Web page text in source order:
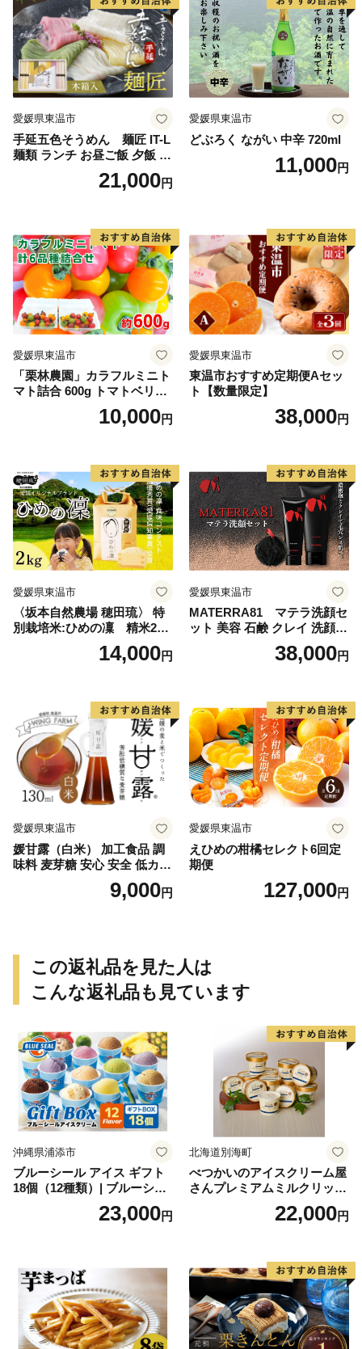
愛媛県東温市
手延五色そうめん 麺匠 IT-L
麺類 ランチ お昼ご飯 夕飯 晩
御飯 手延べそうめん そうめ
ん詰合せ 華やか 贈り物
21,000円
愛媛県東温市
どぶろく ながい 中辛 720ml
11,000円
愛媛県東温市
「栗林農園」カラフルミニト
マト詰合 600g トマトベリー
ピーチチェリー イエローミ
ミ サングリーン トスカーナ
10,000円
愛媛県東温市
東温市おすすめ定期便Aセッ
ト【数量限定】
38,000円
愛媛県東温市
〈坂本自然農場 穂田琉〉 特
別栽培米:ひめの凜 精米2kg
ご飯 お弁当 おにぎり 冷めて
も美味しい 愛媛県産 県知事
14,000円
愛媛県東温市
MATERRA81 マテラ洗顔セ
ット 美容 石鹸 クレイ 洗顔フ
ォーム マテラ 泡立てネット
38,000円
愛媛県東温市
媛甘露（白米） 加工食品 調
味料 麦芽糖 安心 安全 低カロ
リー 甘味料 シロップタイプ
上品な甘み お菓子作り 料理
9,000円
愛媛県東温市
えひめの柑橘セレクト6回定
期便
127,000円
この返礼品を見た人は
こんな返礼品も見ています
沖縄県浦添市
ブルーシール アイス ギフト
18個（12種類）| ブルーシー
ルアイス ブルーシールアイ
スクリーム 着日指定可能 送
誕生日 カップ 詰め合わせ バ
ラエティ | バニラ チョコレー
ト ストロベリー ピスタチオ
バニラ＆クッキー ウベ 沖縄
紅イモ 塩ちんすこう 沖縄シ
ークヮーサー 沖縄黒糖 琉球
23,000円
北海道別海町
べつかいのアイスクリーム屋
さんプレミアムミルクリッチ
12個（AP-01）（ 北海道アイ
ス 北海道産アイス アイス ア
道産アイス 道産アイスクリ
ーム ギフト 詰合せ 詰め合わ
せ ふるさと納税 ）
22,000円